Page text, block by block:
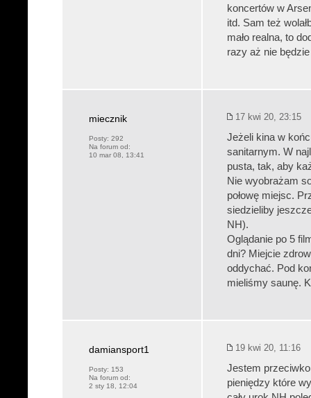
koncertów w
itd. Sam też
mało realna, to
razy aż nie
miecznik
Posty: 292
Na forum od:
10 mar 08, 13:41
17 kwi 20, 23:15
Jeżeli kina w
sanitarnym. W
pusta, tak, aby
Nie wyobrażam
połowę miejsc.
siedzieliby
NH).
Oglądanie po 5
dni? Miejcie
oddychać. Pod
mieliśmy saunę.
damiansport1
Posty: 153
Na forum od:
2 sty 18, 12:04
19 kwi 20, 11:16
Jestem
pieniędzy które